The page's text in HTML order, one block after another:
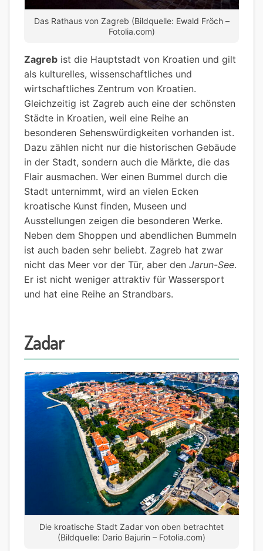
Das Rathaus von Zagreb (Bildquelle: Ewald Fröch –
Fotolia.com)
Zagreb ist die Hauptstadt von Kroatien und gilt
als kulturelles, wissenschaftliches und
wirtschaftliches Zentrum von Kroatien.
Gleichzeitig ist Zagreb auch eine der schönsten
Städte in Kroatien, weil eine Reihe an
besonderen Sehenswürdigkeiten vorhanden ist.
Dazu zählen nicht nur die historischen Gebäude
in der Stadt, sondern auch die Märkte, die das
Flair ausmachen. Wer einen Bummel durch die
Stadt unternimmt, wird an vielen Ecken
kroatische Kunst finden, Museen und
Ausstellungen zeigen die besonderen Werke.
Neben dem Shoppen und abendlichen Bummeln
ist auch baden sehr beliebt. Zagreb hat zwar
nicht das Meer vor der Tür, aber den Jarun-See.
Er ist nicht weniger attraktiv für Wassersport
und hat eine Reihe an Strandbars.
Zadar
Die kroatische Stadt Zadar von oben betrachtet
(Bildquelle: Dario Bajurin – Fotolia.com)